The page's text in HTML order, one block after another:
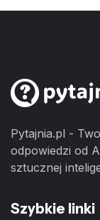
Pytajnia.pl -
odpowiedzi od
sztucznej
Szybkie linki